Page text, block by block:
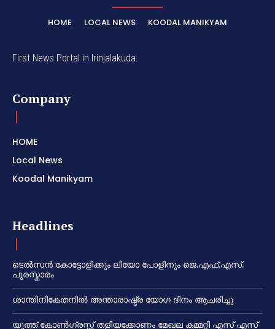
HOME LOCAL NEWS KOODAL MANIKYAM
First News Portal in Irinjalakuda.
Company
HOME
Local News
Koodal Manikyam
Headlines
ടെൽസൻ കോട്ടോളിക്കും ലിയോ പോളിനും ജെ.എഫ്.എസ്.
പുരസ്കാരം
ശാന്തിനികേതനിൽ അന്താരാഷ്ട്ര യോഗ ദിനം ആചരിച്ചു
യൂത്ത് കോൺഗ്രസ്സ് തളിയക്കോണം മേഖല കമ്മറ്റി എസ് എസ്